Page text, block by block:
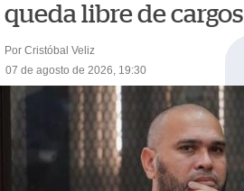
queda libre de cargos
Por Cristóbal Veliz
07 de agosto de 2026, 19:30